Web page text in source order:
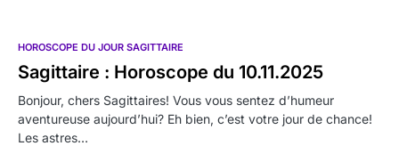
HOROSCOPE DU JOUR SAGITTAIRE
Sagittaire : Horoscope du 10.11.2025
Bonjour, chers Sagittaires! Vous vous sentez d’humeur
aventureuse aujourd’hui? Eh bien, c’est votre jour de chance!
Les astres…